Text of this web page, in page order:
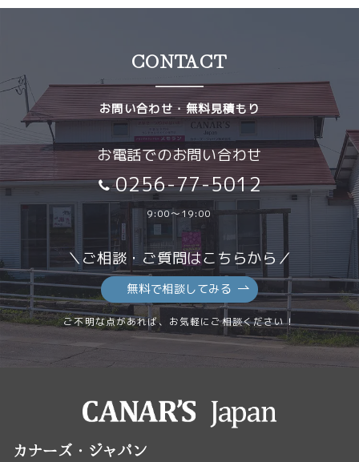
CONTACT
お問い合わせ・無料見積もり
お電話でのお問い合わせ
0256-77-5012
9:00～19:00
＼ご相談・ご質問はこちらから／
無料で相談してみる
ご不明な点があれば、お気軽にご相談ください！
カナーズ・ジャパン